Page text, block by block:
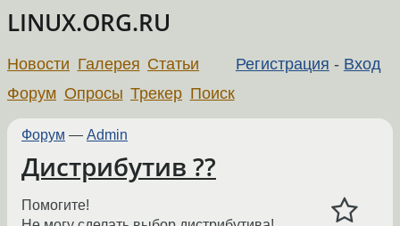
LINUX.ORG.RU
Регистрация - Вход
Новости Галерея Статьи
Форум Опросы Трекер Поиск
Форум — Admin
Дистрибутив ??
Помогите!